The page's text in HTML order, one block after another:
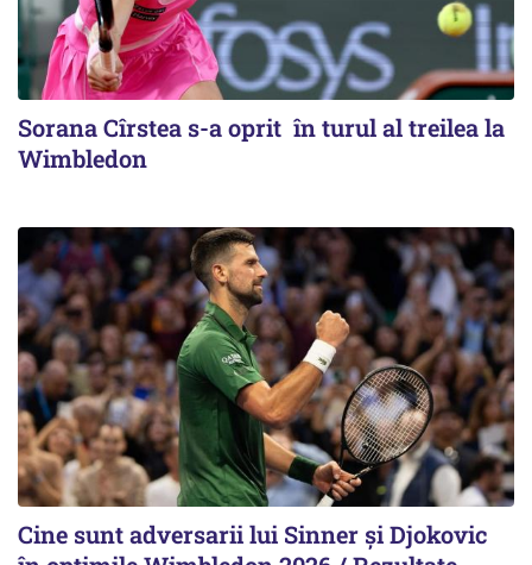
Sorana Cîrstea s-a oprit în turul al treilea la
Wimbledon
Cine sunt adversarii lui Sinner şi Djokovic